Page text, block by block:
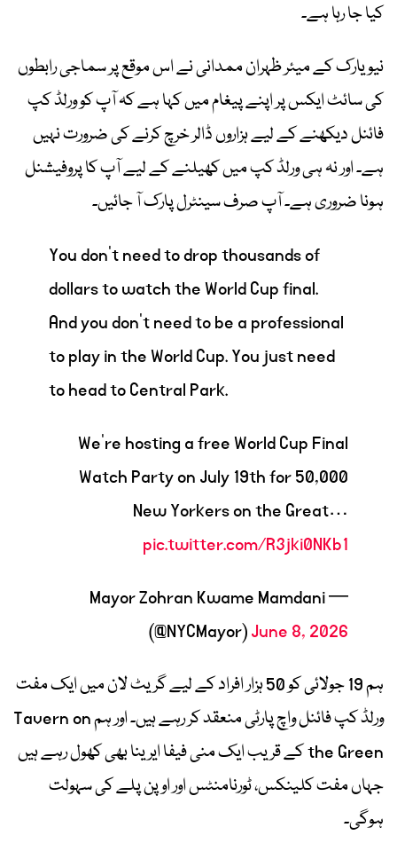
کیا جا رہا ہے۔
نیویارک کے میئر ظہران ممدانی نے اس موقع پر سماجی رابطوں
کی سائٹ ایکس پر اپنے پیغام میں کہا ہے کہ آپ کو ورلڈ کپ
فائنل دیکھنے کے لیے ہزاروں ڈالر خرچ کرنے کی ضرورت نہیں
ہے۔ اور نہ ہی ورلڈ کپ میں کھیلنے کے لیے آپ کا پروفیشنل
ہونا ضروری ہے۔ آپ صرف سینٹرل پارک آ جائیں۔
You don’t need to drop thousands of
dollars to watch the World Cup final.
And you don't need to be a professional
to play in the World Cup. You just need
to head to Central Park.
We're hosting a free World Cup Final
Watch Party on July 19th for 50,000
New Yorkers on the Great…
pic.twitter.com/R3jki0NKb1
— Mayor Zohran Kwame Mamdani
(@NYCMayor)June 8, 2026
ہم 19 جولائی کو 50 ہزار افراد کے لیے گریٹ لان میں ایک مفت
ورلڈ کپ فائنل واچ پارٹی منعقد کر رہے ہیں۔ اور ہم Tavern on
the Green کے قریب ایک منی فیفا ایرینا بھی کھول رہے ہیں
جہاں مفت کلینکس، ٹورنامنٹس اور اوپن پلے کی سہولت
ہوگی۔